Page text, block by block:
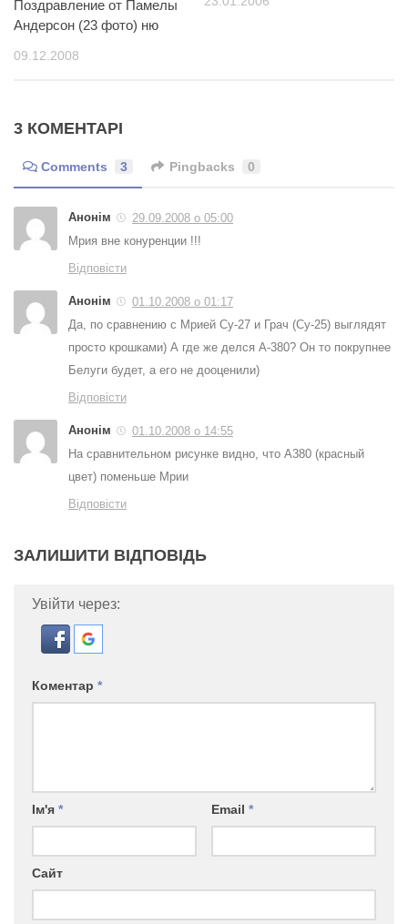
Поздравление от Памелы
Андерсон (23 фото) ню
09.12.2008
3 КОМЕНТАРІ
Comments 3 Pingbacks 0
Анонім
29.09.2008 о 05:00
Мрия вне конуренции !!!
Відповісти
Анонім
01.10.2008 о 01:17
Да, по сравнению с Мрией Су-27 и Грач (Су-25) выглядят
просто крошками) А где же делся А-380? Он то покрупнее
Белуги будет, а его не дооценили)
Відповісти
Анонім
01.10.2008 о 14:55
На сравнительном рисунке видно, что А380 (красный
цвет) поменьше Мрии
Відповісти
ЗАЛИШИТИ ВІДПОВІДЬ
Увійти через:
Коментар *
Ім'я * Email *
Сайт